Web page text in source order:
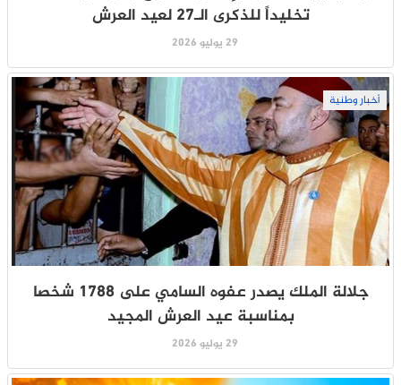
تخليداً للذكرى الـ27 لعيد العرش
29 يوليو 2026
أخبار وطنية
جلالة الملك يصدر عفوه السامي على 1788 شخصا
بمناسبة عيد العرش المجيد
29 يوليو 2026